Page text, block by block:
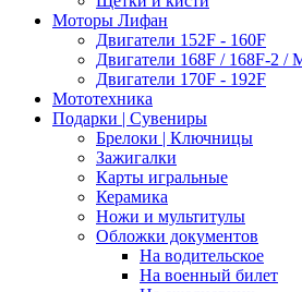
Моторы Лифан
Двигатели 152F - 160F
Двигатели 168F / 168F-2
Двигатели 170F - 192F
Мототехника
Подарки | Сувениры
Брелоки | Ключницы
Зажигалки
Карты игральные
Керамика
Ножи и мультитулы
Обложки документов
На водительское
На военный билет